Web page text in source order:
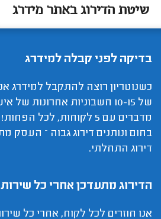
שיטת הדירוג באתר מידרג
בדיקה לפני קבלה למידרג
כשנוטריון רוצה להתקבל למידרג
של 10-15 חשבוניות אחרונות של
מדברים עם 5 לקוחות, לכל
בחום ונותנים דירוג גבוה – העסק
דירוג התחלתי.
הדירוג מתעדכן אחרי כל שירות
אנו חוזרים לכל לקוח, אחרי כל